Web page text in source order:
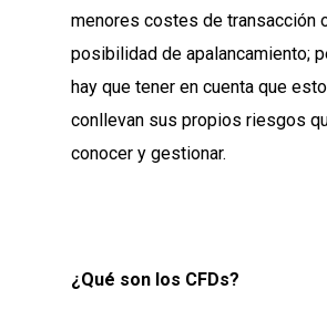
menores costes de transacción
posibilidad de apalancamiento;
hay que tener en cuenta que
conllevan sus propios riesgos
conocer y gestionar.
¿Qué son los CFDs?